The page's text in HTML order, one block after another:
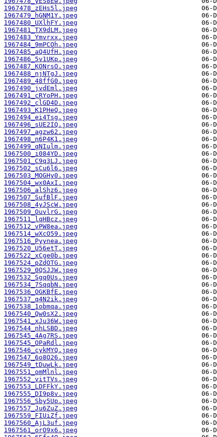
1967478_zEHs5l.jpeg
1967479_hGNM1Y.jpeg
1967480_UXlhFY.jpeg
1967481_TX9dLM.jpeg
1967483_Ymvrxx.jpeg
1967484_9mPCOh.jpeg
1967485_aQ4UfH.jpeg
1967486_5v1UKp.jpeg
1967487_KONrsO.jpeg
1967488_njNTgJ.jpeg
1967489_48ffG0.jpeg
1967490_jvdEml.jpeg
1967491_cRYoPH.jpeg
1967492_clGD4D.jpeg
1967493_K1PHeQ.jpeg
1967494_ei4Tsg.jpeg
1967496_sUE2IQ.jpeg
1967497_agzw62.jpeg
1967498_n6P4K1.jpeg
1967499_qNIulm.jpeg
1967500_i084YD.jpeg
1967501_C9q3LJ.jpeg
1967502_sCu6l6.jpeg
1967503_MOGHy0.jpeg
1967504_wx0AxI.jpeg
1967506_alShz6.jpeg
1967507_SufBlF.jpeg
1967508_4yJScW.jpeg
1967509_OuvlrG.jpeg
1967511_lqHBcz.jpeg
1967512_vPW8ea.jpeg
1967514_wXcO59.jpeg
1967516_Pyynea.jpeg
1967520_U56etT.jpeg
1967522_xCge0b.jpeg
1967524_pZdOTG.jpeg
1967529_0QSJJW.jpeg
1967532_Sgq0Us.jpeg
1967534_7SqqbN.jpeg
1967536_OGKBfE.jpeg
1967537_q4N2ik.jpeg
1967538_1obmqa.jpeg
1967540_Qw0sX2.jpeg
1967541_xJu36W.jpeg
1967544_nhLSBD.jpeg
1967545_4Ag7RS.jpeg
1967545_OPaRdl.jpeg
1967546_cykMYQ.jpeg
1967547_6o8O26.jpeg
1967549_tDuwLk.jpeg
1967551_omMlnl.jpeg
1967552_vitTVs.jpeg
1967553_LDFFkY.jpeg
1967555_DI9p8v.jpeg
1967556_Sby5Up.jpeg
1967557_Ju6ZuZ.jpeg
1967559_FIUiZf.jpeg
1967560_AjL3uf.jpeg
1967561_orO9x6.jpeg